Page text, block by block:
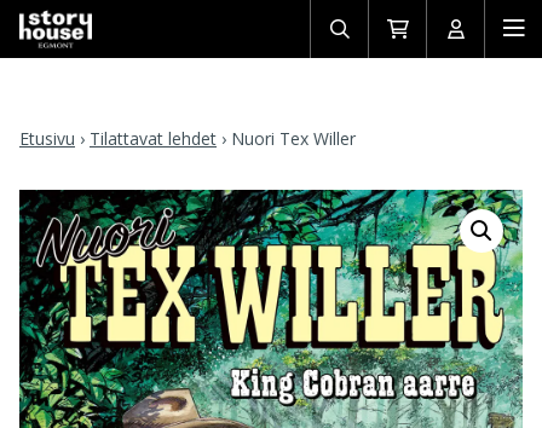
Avaa/sulje
haku
Siirry
ostoskoriin
Avaa/
Etusivu › Tilattavat lehdet › Nuori Tex Willer